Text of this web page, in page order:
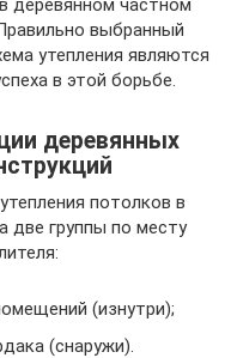
деревянном частном
выбранный
утепления являются
в этой борьбе.
деревянных
потолков в
две группы по месту
(изнутри);
(снаружи).